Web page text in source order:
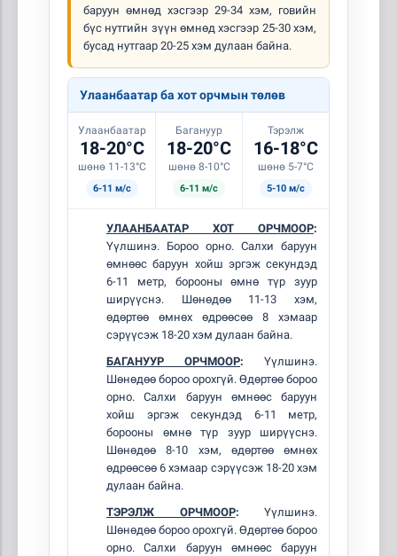
баруун өмнөд хэсгээр 29-34 хэм, говийн
бүс нутгийн зүүн өмнөд хэсгээр 25-30 хэм,
бусад нутгаар 20-25 хэм дулаан байна.
Улаанбаатар ба хот орчмын төлөв
Улаанбаатар
18-20°C
шөнө 11-13°C
6-11 м/с
Багануур
18-20°C
шөнө 8-10°C
6-11 м/с
Тэрэлж
16-18°C
шөнө 5-7°C
5-10 м/с
УЛААНБААТАР ХОТ ОРЧМООР:
Үүлшинэ. Бороо орно. Салхи баруун
өмнөөс баруун хойш эргэж секундэд
6-11 метр, борооны өмнө түр зуур
ширүүснэ. Шөнөдөө 11-13 хэм,
өдөртөө өмнөх өдрөөсөө 8 хэмаар
сэрүүсэж 18-20 хэм дулаан байна.
БАГАНУУР ОРЧМООР: Үүлшинэ.
Шөнөдөө бороо орохгүй. Өдөртөө бороо
орно. Салхи баруун өмнөөс баруун
хойш эргэж секундэд 6-11 метр,
борооны өмнө түр зуур ширүүснэ.
Шөнөдөө 8-10 хэм, өдөртөө өмнөх
өдрөөсөө 6 хэмаар сэрүүсэж 18-20 хэм
дулаан байна.
ТЭРЭЛЖ ОРЧМООР: Үүлшинэ.
Шөнөдөө бороо орохгүй. Өдөртөө бороо
орно. Салхи баруун өмнөөс баруун